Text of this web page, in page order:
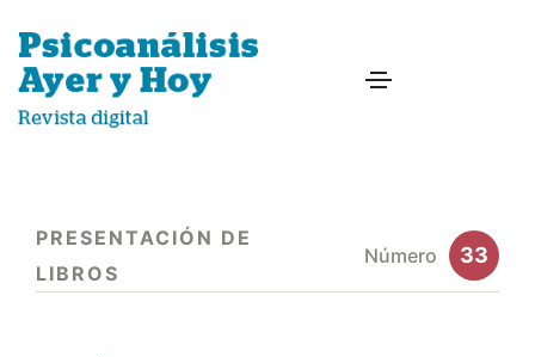
PRESENTACIÓN DE
LIBROS
Número 33